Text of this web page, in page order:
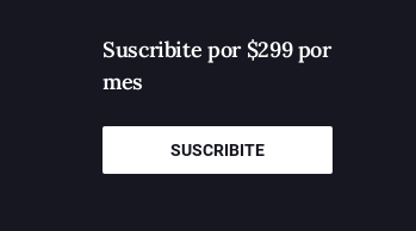
Suscribite por $299 por
mes
SUSCRIBITE